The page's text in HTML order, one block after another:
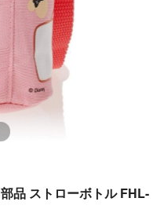
品 ストローボトル FHL-